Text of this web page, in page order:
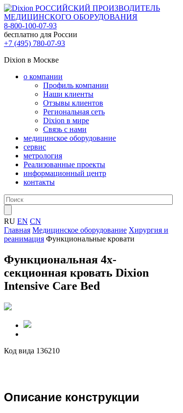
РОССИЙСКИЙ ПРОИЗВОДИТЕЛЬ
МЕДИЦИНСКОГО ОБОРУДОВАНИЯ
8-800-100-07-93
бесплатно для России
+7 (495) 780-07-93
Dixion в Москве
о компании
Профиль компании
Наши клиенты
Отзывы клиентов
Региональная сеть
Dixion в мире
Связь с нами
медицинское оборудование
сервис
метрология
Реализованные проекты
информационный центр
контакты
RU EN CN
Главная Медицинское оборудование Хирургия и
реанимация Функциональные кровати
Функциональная 4х-
секционная кровать Dixion
Intensive Care Bed
Код вида 136210
Описание конструкции